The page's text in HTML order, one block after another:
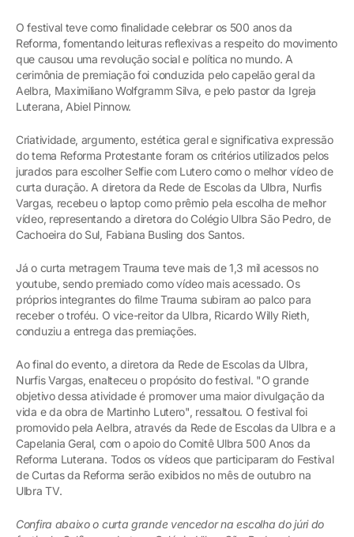
O festival teve como finalidade celebrar os 500 anos da
Reforma, fomentando leituras reflexivas a respeito do movimento
que causou uma revolução social e política no mundo. A
cerimônia de premiação foi conduzida pelo capelão geral da
Aelbra, Maximiliano Wolfgramm Silva, e pelo pastor da Igreja
Luterana, Abiel Pinnow.
Criatividade, argumento, estética geral e significativa expressão
do tema Reforma Protestante foram os critérios utilizados pelos
jurados para escolher Selfie com Lutero como o melhor vídeo de
curta duração. A diretora da Rede de Escolas da Ulbra, Nurfis
Vargas, recebeu o laptop como prêmio pela escolha de melhor
vídeo, representando a diretora do Colégio Ulbra São Pedro, de
Cachoeira do Sul, Fabiana Busling dos Santos.
Já o curta metragem Trauma teve mais de 1,3 mil acessos no
youtube, sendo premiado como vídeo mais acessado. Os
próprios integrantes do filme Trauma subiram ao palco para
receber o troféu. O vice-reitor da Ulbra, Ricardo Willy Rieth,
conduziu a entrega das premiações.
Ao final do evento, a diretora da Rede de Escolas da Ulbra,
Nurfis Vargas, enalteceu o propósito do festival. "O grande
objetivo dessa atividade é promover uma maior divulgação da
vida e da obra de Martinho Lutero", ressaltou. O festival foi
promovido pela Aelbra, através da Rede de Escolas da Ulbra e a
Capelania Geral, com o apoio do Comitê Ulbra 500 Anos da
Reforma Luterana. Todos os vídeos que participaram do Festival
de Curtas da Reforma serão exibidos no mês de outubro na
Ulbra TV.
Confira abaixo o curta grande vencedor na escolha do júri do